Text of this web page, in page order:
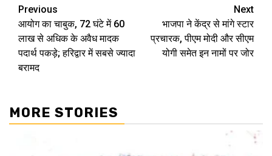
Continue
Reading
Previous
आयोग का चाबुक, 72 घंटे में 60
लाख से अधिक के अवैध मादक
पदार्थ पकड़े; हरिद्वार में सबसे ज्‍यादा
बरामद
Next
भाजपा ने केंद्र से मांगे स्टार
प्रचारक, पीएम मोदी और सीएम
योगी समेत इन नामों पर जोर
MORE STORIES